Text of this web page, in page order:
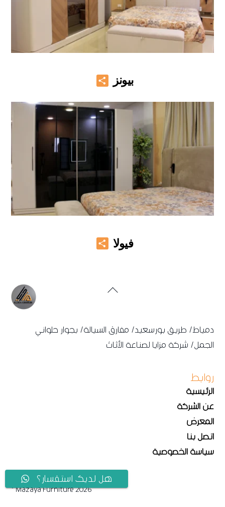
بيونز
فيولا
Back
دمياط/ طريق بورسعيد/ مفارق السيالة/ بجوار حلواني
الجمل/ شركة مزايا لصناعة الأثاث
روابط
الرئيسية
عن الشركة
المعرض
اتصل بنا
سياسة الخصوصية
© Mazaya Furniture 2026
هل لديك استفسار؟